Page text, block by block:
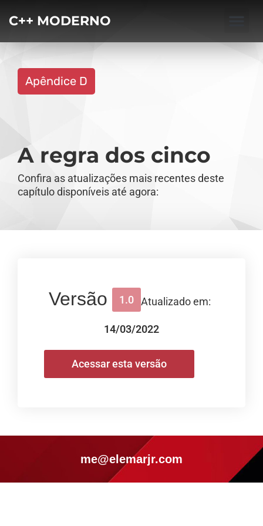
C++ MODERNO
Apêndice D
A regra dos cinco
Confira as atualizações mais recentes deste
capítulo disponíveis até agora:
Versão 1.0 Atualizado em:
14/03/2022
Acessar esta versão
me@elemarjr.com